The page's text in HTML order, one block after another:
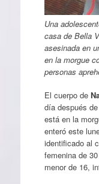
Una
casa de Bella
asesinada en
en la morgue
personas
El cuerpo de
día después
está en la
enteró este
identificado al
femenina de
menor de 16,